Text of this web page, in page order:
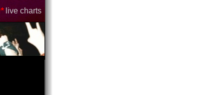
live charts